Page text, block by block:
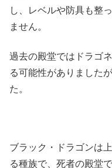
し、レベルや防具も整
ません。
過去の殿堂ではドラゴ
る可能性がありました
た。
ブラック・ドラゴンは
る種族で、死者の殿堂